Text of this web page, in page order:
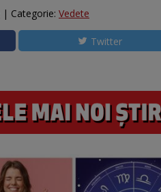
| Categorie: Vedete
Twitter